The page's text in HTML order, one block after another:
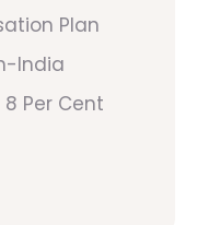
Plan
India
Per Cent